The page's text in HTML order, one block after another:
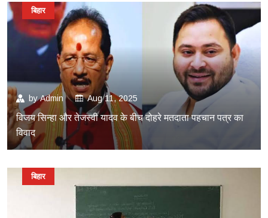
byAdmin Aug 11, 2025
विजय सिन्हा और तेजस्वी यादव के बीच दोहरे मतदाता पहचान पत्र का
विवाद
बिहार
बिहार